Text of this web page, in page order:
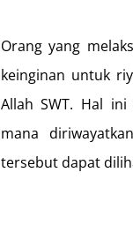
Orang yang
keinginan untuk
Allah SWT. Hal
mana
tersebut dapat